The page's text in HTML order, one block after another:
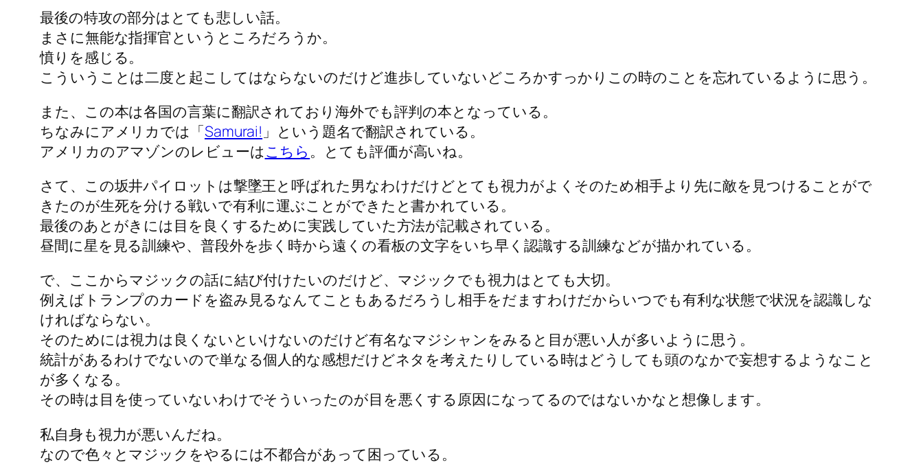
最後の特攻の部分はとても悲しい話。
まさに無能な指揮官というところだろうか。
憤りを感じる。
こういうことは二度と起こしてはならないのだけど進歩していないどころかすっかりこの時のことを忘れているように思う。
また、この本は各国の言葉に翻訳されており海外でも評判の本となっている。
ちなみにアメリカでは「Samurai! 」という題名で翻訳されている。
アメリカのアマゾンのレビューはこちら 。とても評価が高いね。
さて、この坂井パイロットは撃墜王と呼ばれた男なわけだけどとても視力がよくそのため相手より先に敵を見つけることがで
きたのが生死を分ける戦いで有利に運ぶことができたと書かれている。
最後のあとがきには目を良くするために実践していた方法が記載されている。
昼間に星を見る訓練や、普段外を歩く時から遠くの看板の文字をいち早く認識する訓練などが描かれている。
で、ここからマジックの話に結び付けたいのだけど、マジックでも視力はとても大切。
例えばトランプのカードを盗み見るなんてこともあるだろうし相手をだますわけだからいつでも有利な状態で状況を認識しな
ければならない。
そのためには視力は良くないといけないのだけど有名なマジシャンをみると目が悪い人が多いように思う。
統計があるわけでないので単なる個人的な感想だけどネタを考えたりしている時はどうしても頭のなかで妄想するようなこと
が多くなる。
その時は目を使っていないわけでそういったのが目を悪くする原因になってるのではないかなと想像します。
私自身も視力が悪いんだね。
なので色々とマジックをやるには不都合があって困っている。